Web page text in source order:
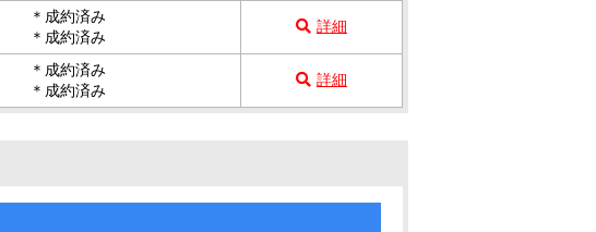
＊成約済み
＊成約済み
詳細
＊成約済み
＊成約済み
詳細